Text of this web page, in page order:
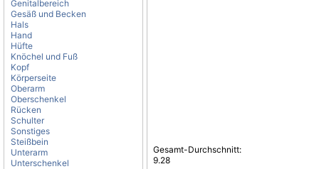
Genitalbereich
Gesäß und Becken
Hals
Hand
Hüfte
Knöchel und Fuß
Kopf
Körperseite
Oberarm
Oberschenkel
Rücken
Schulter
Sonstiges
Steißbein
Unterarm
Unterschenkel
Gesamt-Durchschnitt:
9.28